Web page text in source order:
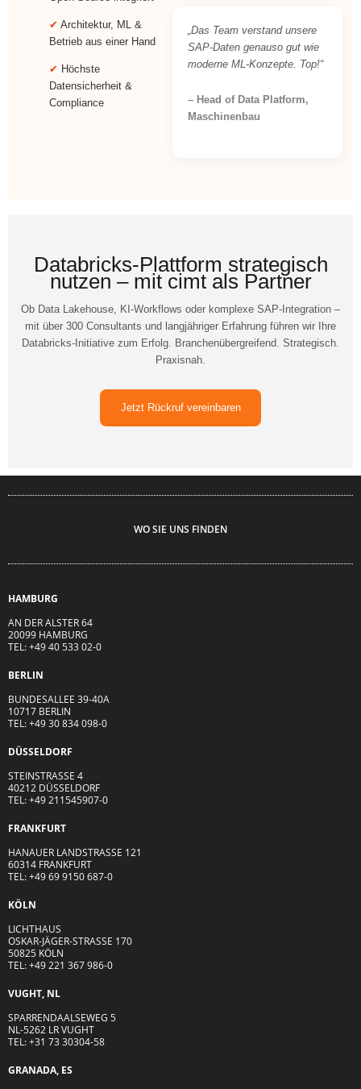
✔ Architektur, ML &
Betrieb aus einer Hand
✔ Höchste
Datensicherheit &
Compliance
„Das Team verstand unsere
SAP-Daten genauso gut wie
moderne ML-Konzepte. Top!“
– Head of Data Platform,
Maschinenbau
Databricks-Plattform strategisch
nutzen – mit cimt als Partner
Ob Data Lakehouse, KI-Workflows oder komplexe SAP-Integration –
mit über 300 Consultants und langjähriger Erfahrung führen wir Ihre
Databricks-Initiative zum Erfolg. Branchenübergreifend. Strategisch.
Praxisnah.
Jetzt Rückruf vereinbaren
WO SIE UNS FINDEN
HAMBURG
AN DER ALSTER 64
20099 HAMBURG
TEL: +49 40 533 02-0
BERLIN
BUNDESALLEE 39-40A
10717 BERLIN
TEL: +49 30 834 098-0
DÜSSELDORF
STEINSTRASSE 4
40212 DÜSSELDORF
TEL: +49 211545907-0
FRANKFURT
HANAUER LANDSTRASSE 121
60314 FRANKFURT
TEL: +49 69 9150 687-0
KÖLN
LICHTHAUS
OSKAR-JÄGER-STRASSE 170
50825 KÖLN
TEL: +49 221 367 986-0
VUGHT, NL
SPARRENDAALSEWEG 5
NL-5262 LR VUGHT
TEL: +31 73 30304-58
GRANADA, ES